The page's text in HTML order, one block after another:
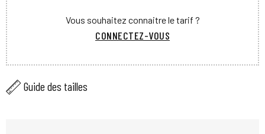
Vous souhaitez connaitre le tarif ?
CONNECTEZ-VOUS
Guide des tailles